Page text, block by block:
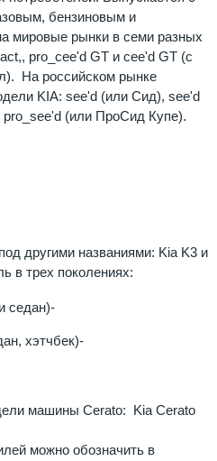
бензиновым и
мировые рынки в семи разных
pro_cee'd GT и cee'd GT (с
На российском рынке
KIA: see'd (или Сид), see'd
(или ПроСид Купе).
другими названиями: Kia K3 и
в трех поколениях:
седан)-
хэтчбек)-
машины Cerato: Kia Cerato
можно обозначить в